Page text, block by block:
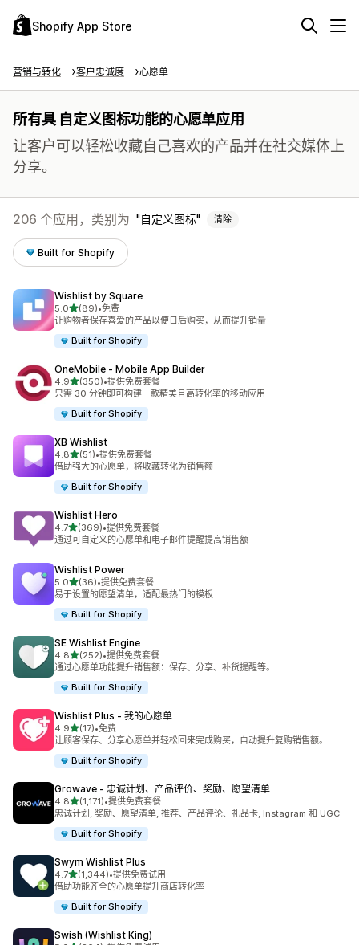
Shopify App Store
营销与转化 客户忠诚度 心愿单
所有具 自定义图标功能的心愿单应用
让客户可以轻松收藏自己喜欢的产品并在社交媒体上
分享。
206 个应用，类别为 自定义图标 清除
Built for Shopify
Wishlist by Square
5.0星（满分 5 星）
(89)
总共 89 条评论
•免费
让购物者保存喜爱的产品以便日后购买，从而提升销量
Built for Shopify
OneMobile ‑ Mobile App Builder
4.9星（满分 5 星）
(350)
总共 350 条评论
•提供免费套餐
只需 30 分钟即可构建一款精美且高转化率的移动应用
Built for Shopify
XB Wishlist
4.8星（满分 5 星）
(51)
总共 51 条评论
•提供免费套餐
借助强大的心愿单，将收藏转化为销售额
Built for Shopify
Wishlist Hero
4.7星（满分 5 星）
(369)
总共 369 条评论
•提供免费套餐
通过可自定义的心愿单和电子邮件提醒提高销售额
Wishlist Power
5.0星（满分 5 星）
(36)
总共 36 条评论
•提供免费套餐
易于设置的愿望清单，适配最热门的模板
Built for Shopify
SE Wishlist Engine
4.8星（满分 5 星）
(252)
总共 252 条评论
•提供免费套餐
通过心愿单功能提升销售额：保存、分享、补货提醒等。
Built for Shopify
Wishlist Plus ‑ 我的心愿单
4.9星（满分 5 星）
(17)
总共 17 条评论
•免费
让顾客保存、分享心愿单并轻松回来完成购买，自动提升复购销售额。
Built for Shopify
Growave ‑ 忠诚计划、产品评价、奖励、愿望清单
4.8星（满分 5 星）
(1,171)
总共 1171 条评论
•提供免费套餐
忠诚计划, 奖励、愿望清单, 推荐、产品评论、礼品卡, Instagram 和 UGC
Built for Shopify
Swym Wishlist Plus
4.7星（满分 5 星）
(1,344)
总共 1344 条评论
•提供免费试用
借助功能齐全的心愿单提升商店转化率
Built for Shopify
Swish (Wishlist King)